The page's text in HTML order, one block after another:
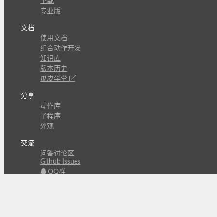
专业版
文档
使用文档
组合动作开发
知识库
版本历史
瓜皮学堂
分享
动作库
子程序
外观
交流
问答讨论区
Github Issues
QQ群